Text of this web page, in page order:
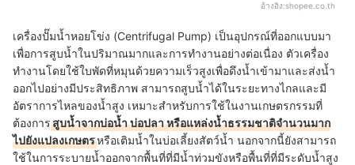
อ้างอิง:shopee.co.th
เครื่องปั๊มน้ำหอยโข่ง (Centrifugal Pump) เป็นอุปกรณ์ที่ออกแบบมา
เพื่อการสูบน้ำในปริมาณมากและการทำงานอย่างต่อเนื่อง ตัวเครื่อง
ทำงานโดยใช้ใบพัดที่หมุนด้วยความเร็วสูงเพื่อดึงน้ำเข้ามาและส่งน้ำ
ออกไปอย่างมีประสิทธิภาพ สามารถสูบน้ำได้ในระยะทางไกลและมี
อัตราการไหลของน้ำสูง เหมาะสำหรับการใช้ในงานเกษตรกรรมที่
ต้องการสูบน้ำจากบ่อน้ำ บ่อปลา หรือแหล่งน้ำธรรมชาติจำนวนมาก
ไปยังแปลงเกษตรหรือเติมน้ำในบ่อเลี้ยงสัตว์น้ำ นอกจากนี้ยังสามารถ
ใช้ในการระบายน้ำออกจากพื้นที่ที่มีน้ำท่วมขังหรือพื้นที่ที่มีระดับน้ำสูง